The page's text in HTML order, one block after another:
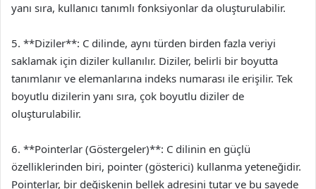
yanı sıra, kullanıcı tanımlı fonksiyonlar da oluşturulabilir.
5. **Diziler**: C dilinde, aynı türden birden fazla veriyi
saklamak için diziler kullanılır. Diziler, belirli bir boyutta
tanımlanır ve elemanlarına indeks numarası ile erişilir. Tek
boyutlu dizilerin yanı sıra, çok boyutlu diziler de
oluşturulabilir.
6. **Pointerlar (Göstergeler)**: C dilinin en güçlü
özelliklerinden biri, pointer (gösterici) kullanma yeteneğidir.
Pointerlar, bir değişkenin bellek adresini tutar ve bu sayede